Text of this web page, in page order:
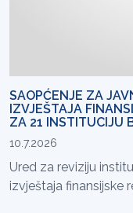
SAOPĆENJE ZA
IZVJEŠTAJA
ZA 21 INSTITUCIJU
10.7.2026
Ured za reviziju
izvještaja finansijske